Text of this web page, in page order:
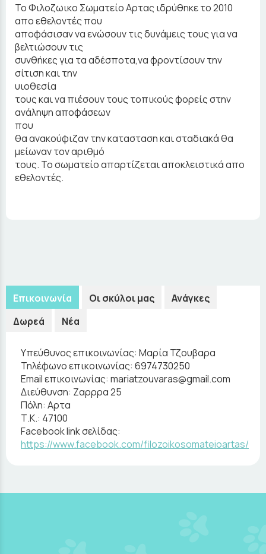
Το Φιλοζωικο Σωματείο Αρτας ιδρύθηκε το 2010
απο εθελοντές που
αποφάσισαν να ενώσουν τις δυνάμεις τους για να
βελτιώσουν τις
συνθήκες για τα αδέσποτα,να φροντίσουν την
σίτιση και την
υιοθεσία
τους και να πιέσουν τους τοπικούς φορείς στην
ανάληψη αποφάσεων
που
θα ανακούφιζαν την κατασταση και σταδιακά θα
μείωναν τον αριθμό
τους. Το σωματείο απαρτίζεται αποκλειστικά απο
εθελοντές.
Επικοινωνία Οι σκύλοι μας
Ανάγκες
Δωρεά
Νέα
Υπεύθυνος επικοινωνίας: Μαρία Τζουβαρα
Τηλέφωνο επικοινωνίας: 6974730250
Email επικοινωνίας: mariatzouvaras@gmail.com
Διεύθυνση: Ζαρρρα 25
Πόλη: Αρτα
Τ.Κ.: 47100
Facebook link σελίδας:
https://www.facebook.com/filozoikosomateioartas/